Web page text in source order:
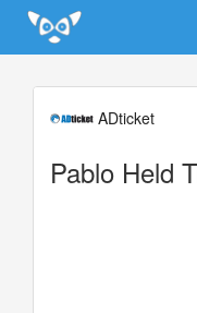
Update cookies preferences
ADticket
Pablo Held